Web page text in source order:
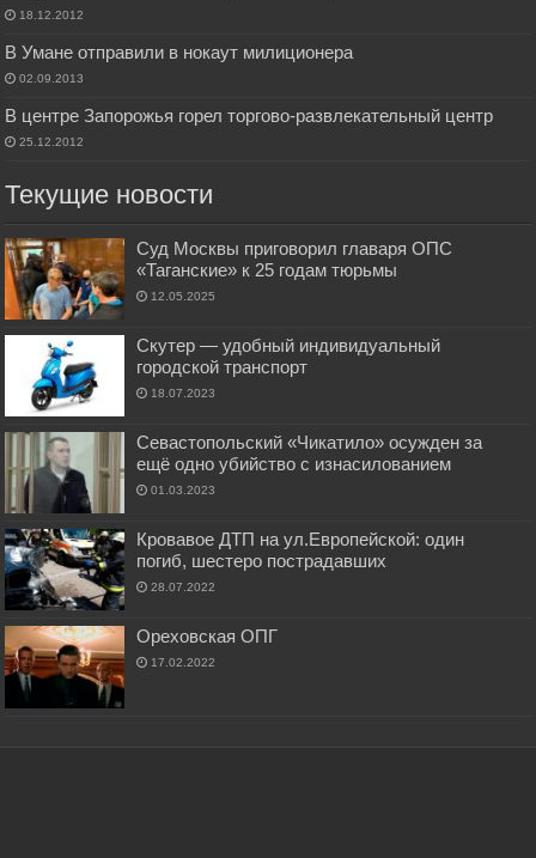
18.12.2012
В Умане отправили в нокаут милиционера
02.09.2013
В центре Запорожья горел торгово-развлекательный центр
25.12.2012
Текущие новости
Суд Москвы приговорил главаря ОПС
«Таганские» к 25 годам тюрьмы
12.05.2025
Скутер — удобный индивидуальный
городской транспорт
18.07.2023
Севастопольский «Чикатило» осужден за
ещё одно убийство с изнасилованием
01.03.2023
Кровавое ДТП на ул.Европейской: один
погиб, шестеро пострадавших
28.07.2022
Ореховская ОПГ
17.02.2022